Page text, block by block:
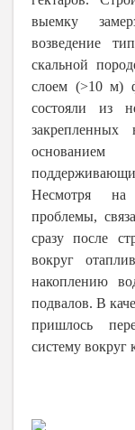
выемку
возведение
скальной
слоем (>10 м)
состояли из
Несмотря на
проблемы,
сразу после
вокруг
накоплению
подвалов. В
пришлось
систему вокруг